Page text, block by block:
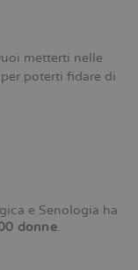
metterti nelle
poterti fidare di
e Senologia ha
donne.